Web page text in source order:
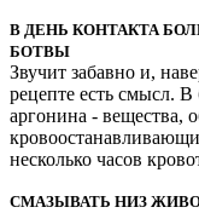
В ДЕНЬ КОНТАКТА
БОТВЫ
Звучит забавно и,
рецепте есть смысл.
аргонина -
несколько часов
СМАЗЫВАТЬ НИЗ